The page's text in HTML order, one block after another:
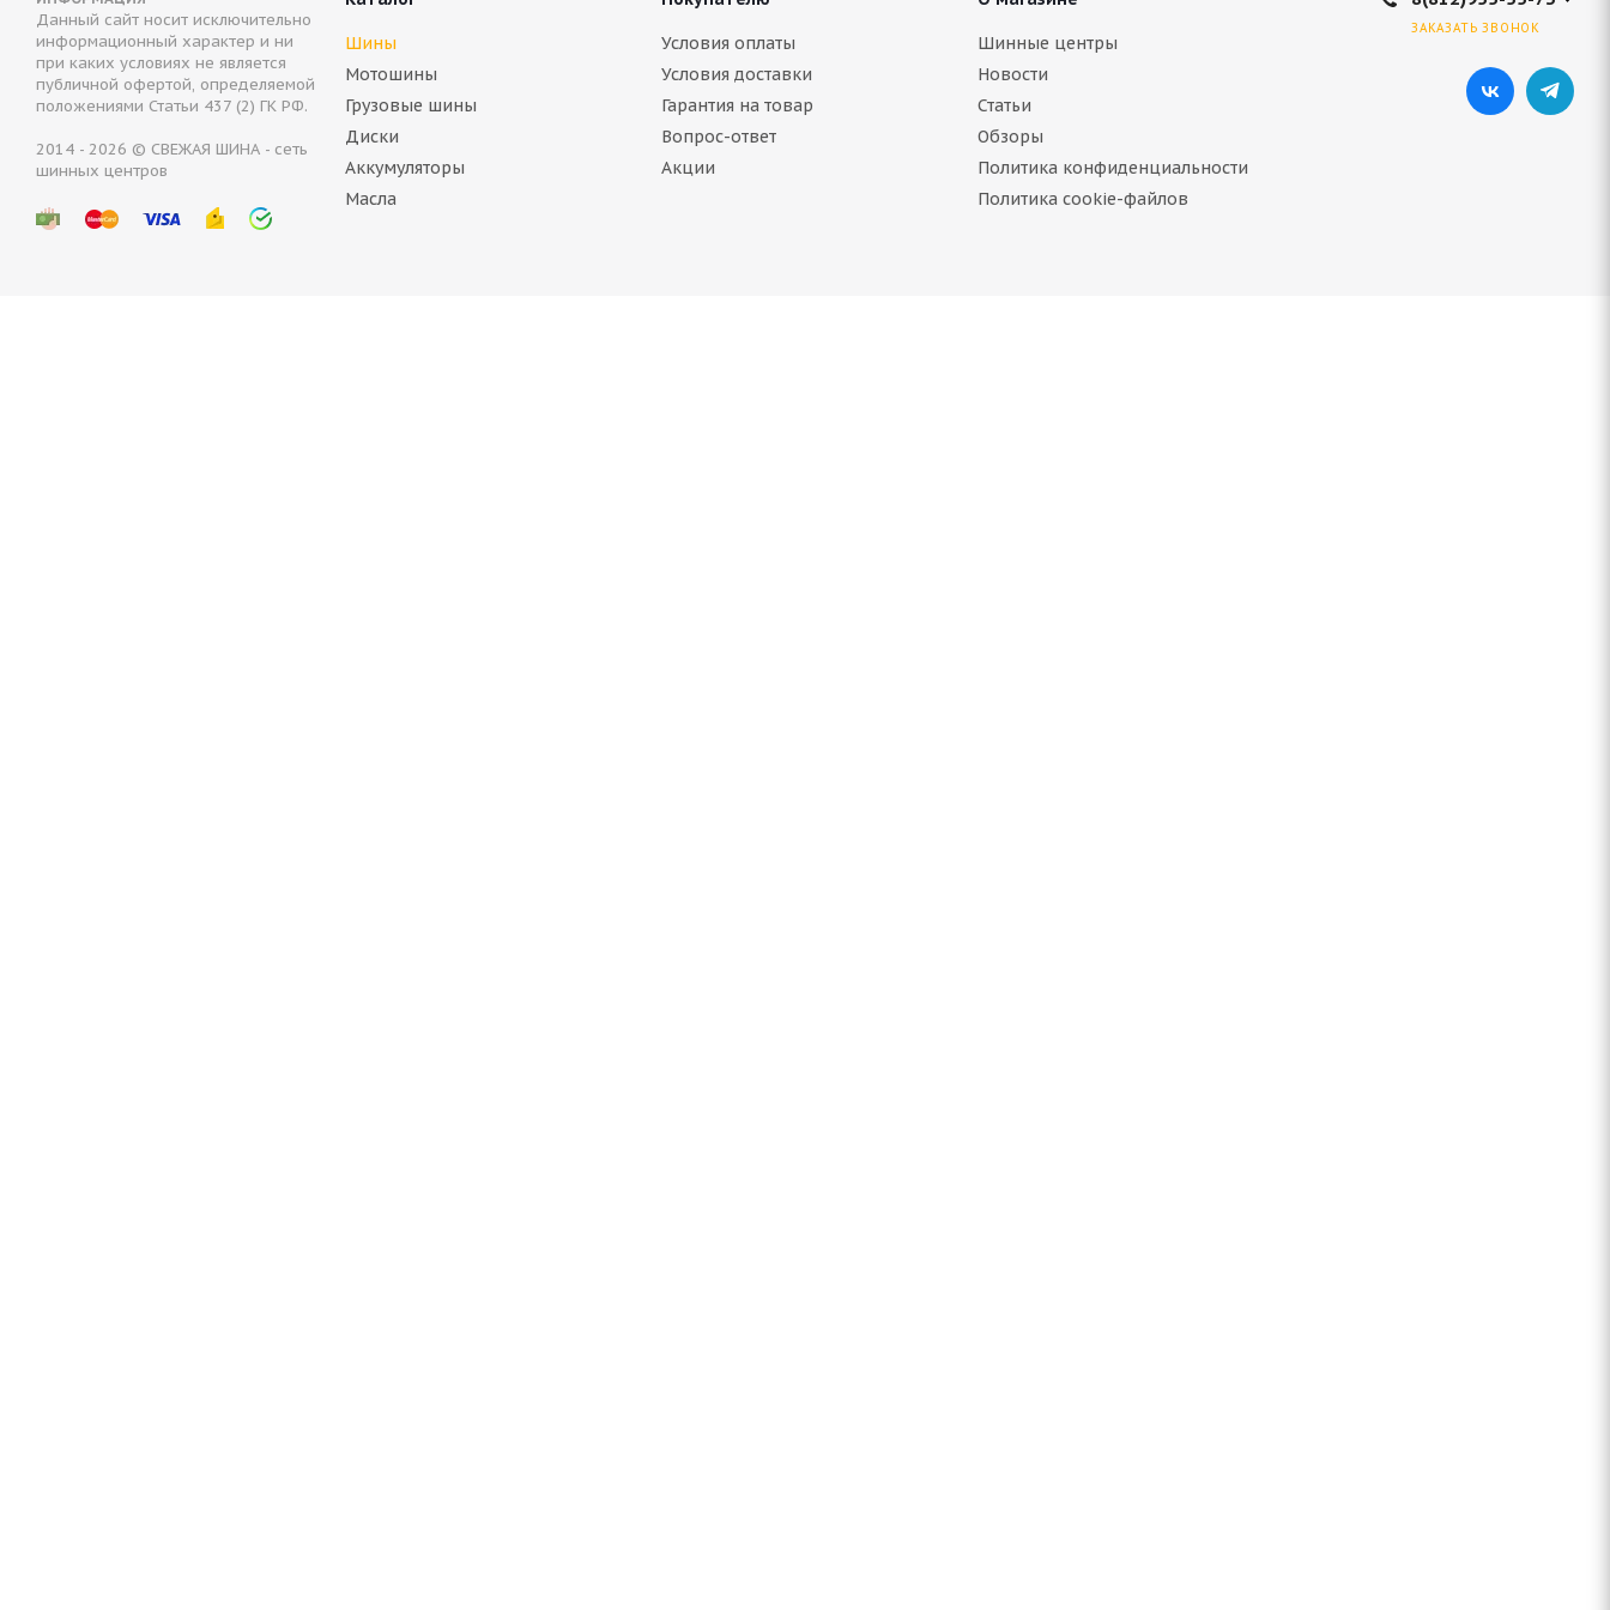
Autogreen Snow Chaser 2 AW08 205/55 R16 91H
Нет в наличии
4 274
В наличии (осталось 4 шт.)
Данный сайт носит исключительно
информационный характер и ни
при каких условиях не является
публичной офертой, определяемой
положениями Статьи 437 (2) ГК РФ.
2014 - 2026 © СВЕЖАЯ ШИНА - сеть
шинных центров
Шины
Мотошины
Грузовые шины
Диски
Аккумуляторы
Масла
Условия оплаты
Условия доставки
Гарантия на товар
Вопрос-ответ
Акции
Шинные центры
Новости
Статьи
Обзоры
Политика конфиденциальности
Политика cookie-файлов
ЗАКАЗАТЬ ЗВОНОК